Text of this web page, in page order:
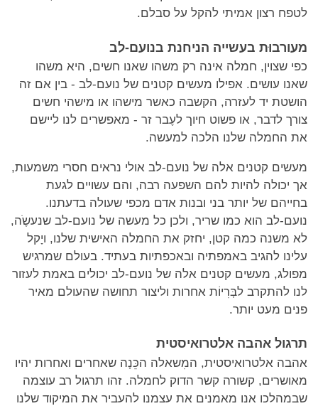
לטפח רצון אמיתי להקל על סבלם.
מעורבוּת בעשייה הניחנת בנועם-לב
כפי שצוין, חמלה אינה רק משהו שאנו חשים, היא משהו
שאנו עושים. אפילו מעשים קטנים של נועם-לב - בין אם זה
הושטת יד לעזרה, הקשבה כאשר מישהו או מישהי חשים
צורך לדבר, או פשוט חיוך לעֶבר זר - מאפשרים לנו ליישם
את החמלה שלנו הלכה למעשה.
מעשים קטנים אלה של נועם-לב אולי נראים חסרי משמעות,
אך יכולה להיות להם השפעה רבה, והם עשויים לגעת
בחייהם של יותר בני ובנות אדם מכפי שעולה בדעתנו.
נועם-לב הוא כמו שריר, ולכן כל מעשה של נועם-לב שנעשֶֹה,
לא משנה כמה קטן, יחזק את החמלה האישית שלנו, ויָקל
עלינו להגיב באמפתיה ובאכפתיות בעתיד. בעולם שמרגיש
מפולג, מעשים קטנים אלה של נועם-לב יכולים באמת לעזור
לנו להתקרב לבְּרִיוֹת אחרות וליצור תחושה שהעולם מאיר
פנים מעט יותר.
תרגול אהבה אלטרואיסטית
אהבה אלטרואיסטית, המִשאלה הכֵּנָה שאחרים ואחרות יהיו
מאושרים, קשורה קשר הדוק לחמלה. זהו תרגול רב עוצמה
שבמהלכו אנו מאמנים את עצמנו להעביר את המיקוד שלנו